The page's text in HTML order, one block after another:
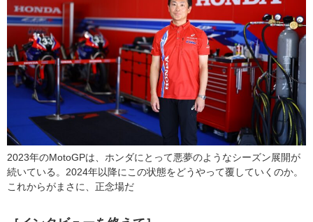
2023年のMotoGPは、ホンダにとって悪夢のようなシーズン展開が
続いている。2024年以降にこの状態をどうやって覆していくのか。
これからがまさに、正念場だ